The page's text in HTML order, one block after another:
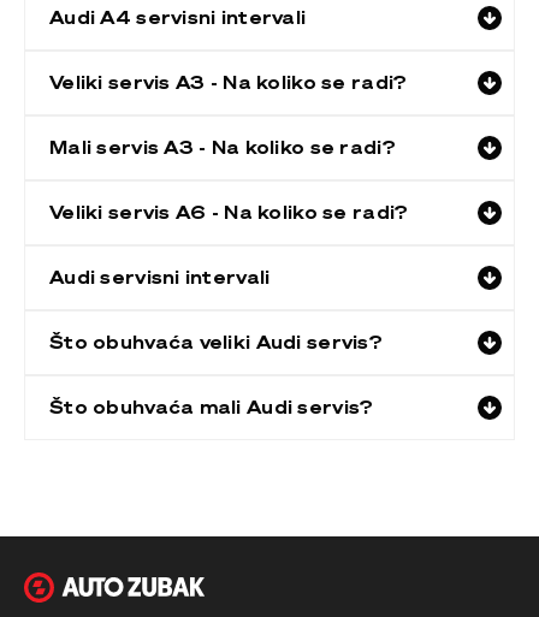
Audi A4 servisni intervali
Veliki servis A3 - Na koliko se radi?
Mali servis A3 - Na koliko se radi?
Veliki servis A6 - Na koliko se radi?
Audi servisni intervali
Što obuhvaća veliki Audi servis?
Što obuhvaća mali Audi servis?